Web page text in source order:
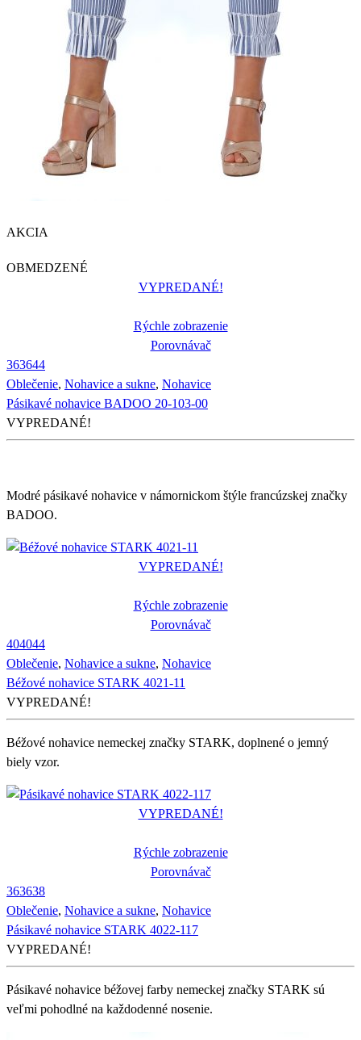
AKCIA
OBMEDZENÉ
VYPREDANÉ!
Rýchle zobrazenie
Porovnávač
363644
Oblečenie, Nohavice a sukne, Nohavice
Pásikavé nohavice BADOO 20-103-00
VYPREDANÉ!
Modré pásikavé nohavice v námornickom štýle francúzskej značky
BADOO.
VYPREDANÉ!
Rýchle zobrazenie
Porovnávač
404044
Oblečenie, Nohavice a sukne, Nohavice
Béžové nohavice STARK 4021-11
VYPREDANÉ!
Béžové nohavice nemeckej značky STARK, doplnené o jemný
biely vzor.
VYPREDANÉ!
Rýchle zobrazenie
Porovnávač
363638
Oblečenie, Nohavice a sukne, Nohavice
Pásikavé nohavice STARK 4022-117
VYPREDANÉ!
Pásikavé nohavice béžovej farby nemeckej značky STARK sú
veľmi pohodlné na každodenné nosenie.